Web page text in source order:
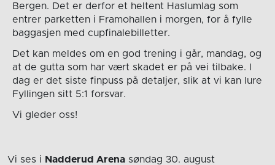
Bergen. Det er derfor et heltent Haslumlag som
entrer parketten i Framohallen i morgen, for å fylle
baggasjen med cupfinalebilletter.
Det kan meldes om en god trening i går, mandag, og
at de gutta som har vært skadet er på vei tilbake. I
dag er det siste finpuss på detaljer, slik at vi kan lure
Fyllingen sitt 5:1 forsvar.
Vi gleder oss!
Vi ses i Nadderud Arena søndag 30. august